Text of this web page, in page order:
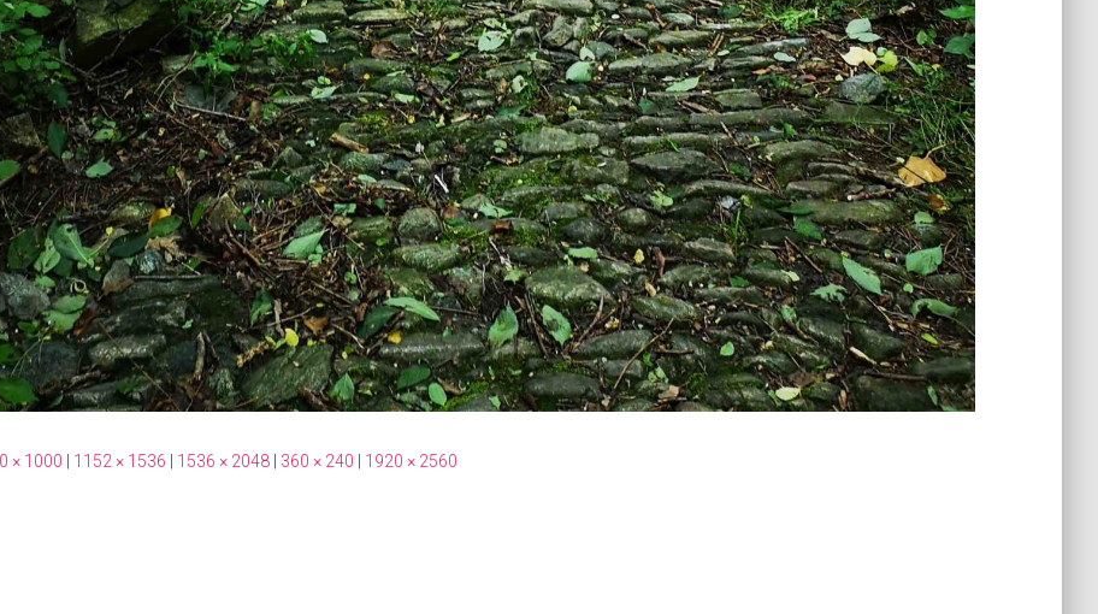
× 1000 1152 × 1536 1536 × 2048 360 × 240 1920 × 2560